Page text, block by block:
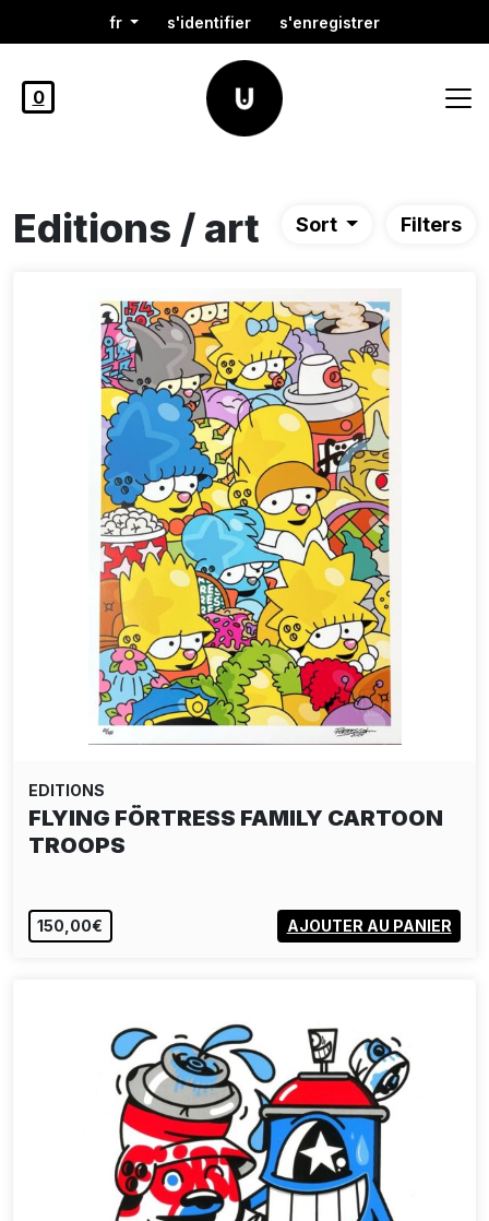
fr s'identifier s'enregistrer
0
Editions / art Sort Filters
EDITIONS
FLYING FÖRTRESS FAMILY CARTOON
TROOPS
150,00€ AJOUTER AU PANIER